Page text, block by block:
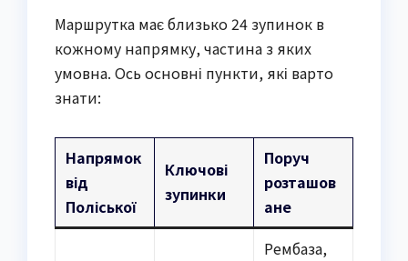
Маршрутка має близько 24 зупинок в
кожному напрямку, частина з яких
умовна. Ось основні пункти, які варто
знати:
Напрямок
від
Поліської
Ключові
зупинки
Поруч
розташов
ане
Рембаза,